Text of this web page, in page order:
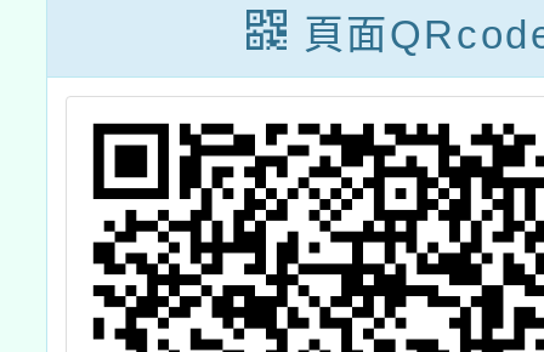
零廢棄循環型都
市農園實務基礎
班」課程
頁面